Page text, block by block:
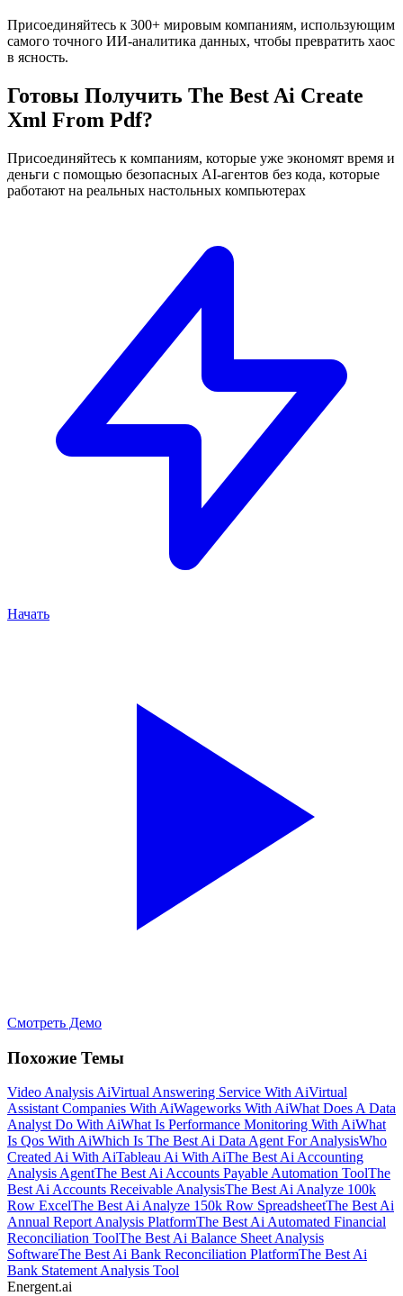
Присоединяйтесь к 300+ мировым компаниям, использующим
самого точного ИИ-аналитика данных, чтобы превратить хаос
в ясность.
Готовы Получить The Best Ai Create
Xml From Pdf?
Присоединяйтесь к компаниям, которые уже экономят время и
деньги с помощью безопасных AI-агентов без кода, которые
работают на реальных настольных компьютерах
Начать
Смотреть Демо
Похожие Темы
Video Analysis AiVirtual Answering Service With AiVirtual
Assistant Companies With AiWageworks With AiWhat Does A Data
Analyst Do With AiWhat Is Performance Monitoring With AiWhat
Is Qos With AiWhich Is The Best Ai Data Agent For AnalysisWho
Created Ai With AiTableau Ai With AiThe Best Ai Accounting
Analysis AgentThe Best Ai Accounts Payable Automation ToolThe
Best Ai Accounts Receivable AnalysisThe Best Ai Analyze 100k
Row ExcelThe Best Ai Analyze 150k Row SpreadsheetThe Best Ai
Annual Report Analysis PlatformThe Best Ai Automated Financial
Reconciliation ToolThe Best Ai Balance Sheet Analysis
SoftwareThe Best Ai Bank Reconciliation PlatformThe Best Ai
Bank Statement Analysis Tool
Energent.ai